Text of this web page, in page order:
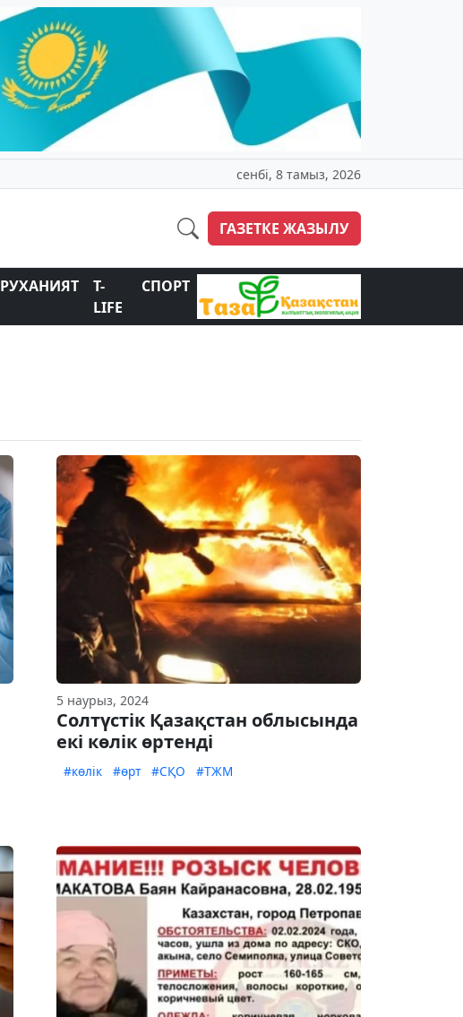
сенбі, 8 тамыз, 2026
ГАЗЕТКЕ ЖАЗЫЛУ
РУХАНИЯТ
T-
LIFE
СПОРТ
5 наурыз, 2024
Солтүстік Қазақстан облысында
екі көлік өртенді
#көлік #өрт #СҚО #ТЖМ